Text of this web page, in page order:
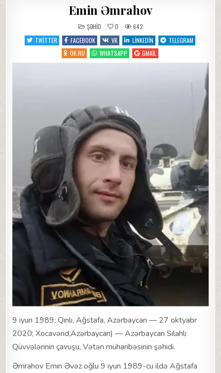
Emin Əmrahov
POSTED
IN
ŞƏHID 0
642
TWITTER
FACEBOOK VK LINKEDIN
TELEGRAM
OK.RU
WHATSAPP GMAIL
9 iyun 1989; Qırılı, Ağstafa, Azərbaycan — 27 oktyabr
2020; Xocavənd,Azərbaycan) — Azərbaycan Silahlı
Qüvvələrinin çavuşu, Vətən müharibəsinin şəhidi.
Əmrahov Emin Əvəz oğlu 9 iyun 1989-cu ildə Ağstafa